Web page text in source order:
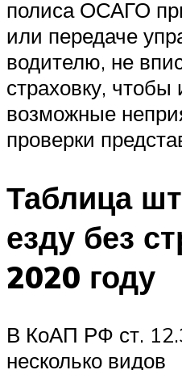
полиса ОСАГО
или передаче
водителю, не
страховку, чтобы
возможные
проверки
Таблица
езду без
2020 году
В КоАП РФ ст.
несколько видов